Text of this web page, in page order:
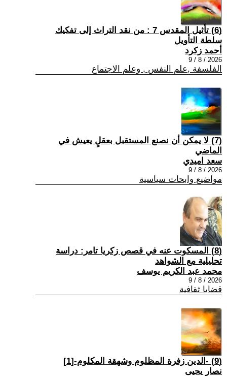
(6) تأثيل المقدس 7 : من نقد التراث إلى تفكيك
سلطة التأويل
أحمد زكرد
2026 / 8 / 9
الفلسفة ,علم النفس , وعلم الاجتماع
(7) لا يمكن أن نصنع المستقبل بعقلٍ يعيش في
الماضي
سعد اميدي
2026 / 8 / 9
مواضيع وابحاث سياسية
(8) المسكوت عنه في قصص زكريا تامر: دراسة
تحليلية مع الشواهد
محمد عبد الكريم يوسف
2026 / 8 / 9
قضايا ثقافية
(9) -الدين زفرة المظلوم وشهقة المكلوم-[1]
نصار يحيى